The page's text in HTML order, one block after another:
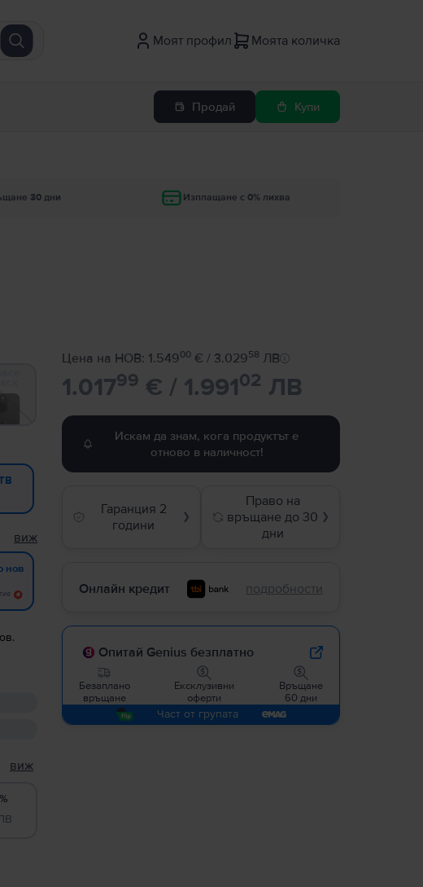
Моят профил Моята количка
Продай Купи
30 дни Изплащане с 0% лихва
виж
нов
виж
Цена на НОВ: 1.54900€ / 3.02958 ЛВ
1.01799 € / 1.99102 ЛВ
Искам да знам, кога продуктът е
отново в наличност!
Гаранция 2
години
❯
Право на
връщане до 30
дни
❯
Онлайн кредит подробности
Опитай Genius безплатно
Безаплано
връщане
Ексклузивни
оферти
Връщане
60 дни
Част от групата